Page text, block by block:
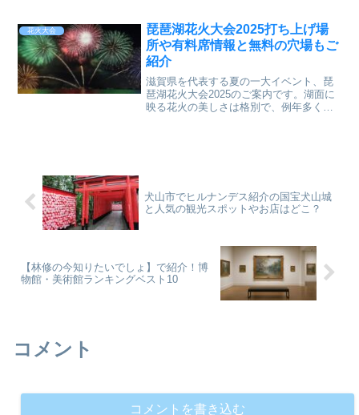
花火を楽しむためにはちょっとした事前
情報とコツを知
花火大会
琵琶湖花火大会2025打ち上げ場
所や有料席情報と無料の穴場もご
紹介
滋賀県を代表する夏の一大イベント、琵
琶湖花火大会2025のご案内です。湖面に
映る花火の美しさは格別で、例年多くの
犬山市でヒルナンデス紹介の国宝犬山城
と人気の観光スポットやお店はどこ？
【林修の今知りたいでしょ】で紹介！博
物館・美術館ランキングベスト10
コメント
コメントを書き込む